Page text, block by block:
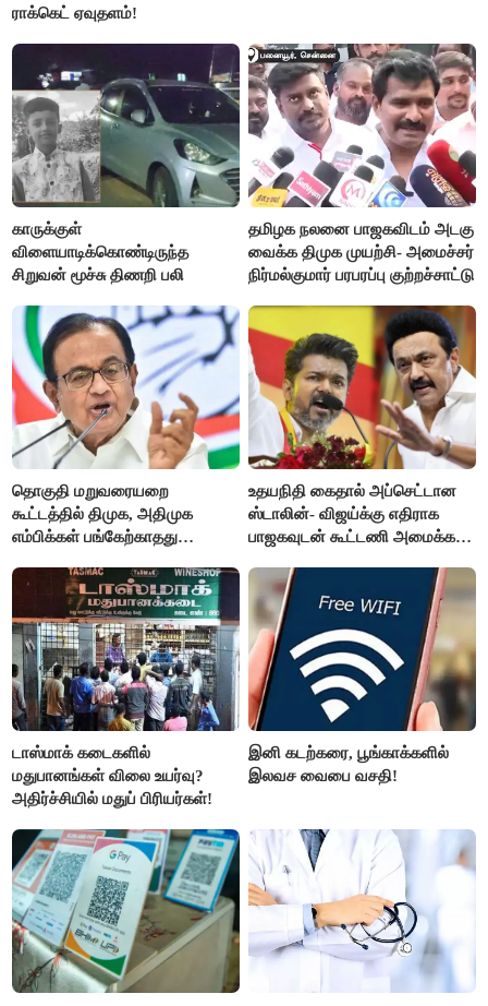
ராக்கெட் ஏவுதளம்!
காருக்குள்
விளையாடிக்கொண்டிருந்த
சிறுவன் மூச்சு திணறி பலி
தமிழக நலனை பாஜகவிடம் அடகு
வைக்க திமுக முயற்சி- அமைச்சர்
நிர்மல்குமார் பரபரப்பு குற்றச்சாட்டு
தொகுதி மறுவரையறை
கூட்டத்தில் திமுக, அதிமுக
எம்பிக்கள் பங்கேற்காதது
உதயநிதி கைதால் அப்செட்டான
ஸ்டாலின்- விஜய்க்கு எதிராக
பாஜகவுடன் கூட்டணி அமைக்க
டாஸ்மாக் கடைகளில்
மதுபானங்கள் விலை உயர்வு?
அதிர்ச்சியில் மதுப் பிரியர்கள்!
இனி கடற்கரை, பூங்காக்களில்
இலவச வைபை வசதி!